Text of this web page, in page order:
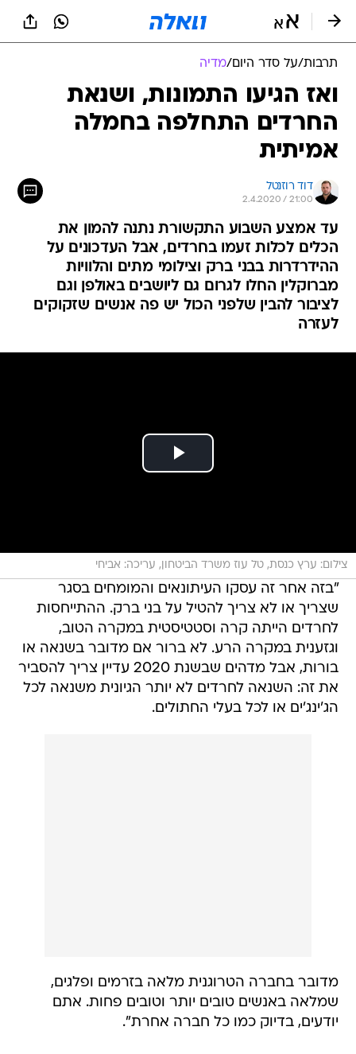
תרבות/על סדר היום/מדיה
ואז הגיעו התמונות, ושנאת
החרדים התחלפה בחמלה
אמיתית
דוד רוזנטל
2.4.2020 / 21:00
עד אמצע השבוע התקשורת נתנה להמון את
הכלים לכלות זעמו בחרדים, אבל העדכונים על
ההידרדרות בבני ברק וצילומי מתים והלוויות
מברוקלין החלו לגרום גם ליושבים באולפן וגם
לציבור להבין שלפני הכול יש פה אנשים שזקוקים
לעזרה
צילום: ערץ כנסת, טל עוז משרד הביטחון, עריכה: אביחי
"בזה אחר זה עסקו העיתונאים והמומחים בסגר
שצריך או לא צריך להטיל על בני ברק. ההתייחסות
לחרדים הייתה קרה וסטטיסטית במקרה הטוב,
וגזענית במקרה הרע. לא ברור אם מדובר בשנאה או
בורות, אבל מדהים שבשנת 2020 עדיין צריך להסביר
את זה: השנאה לחרדים לא יותר הגיונית משנאה לכל
הג'ינג'ים או לכל בעלי החתולים.
מדובר בחברה הטרוגנית מלאה בזרמים ופלגים,
שמלאה באנשים טובים יותר וטובים פחות. אתם
יודעים, בדיוק כמו כל חברה אחרת".